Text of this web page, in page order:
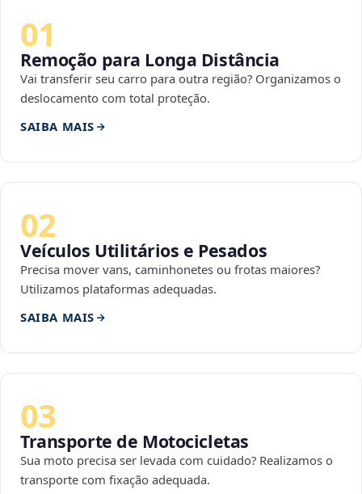
01
Remoção para Longa Distância
Vai transferir seu carro para outra região? Organizamos o
deslocamento com total proteção.
SAIBA MAIS
02
Veículos Utilitários e Pesados
Precisa mover vans, caminhonetes ou frotas maiores?
Utilizamos plataformas adequadas.
SAIBA MAIS
03
Transporte de Motocicletas
Sua moto precisa ser levada com cuidado? Realizamos o
transporte com fixação adequada.